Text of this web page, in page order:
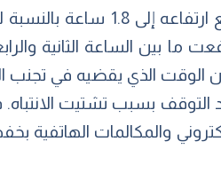
التواصل
ما بين الساعة الثانية
التوقف بسبب تشتيت